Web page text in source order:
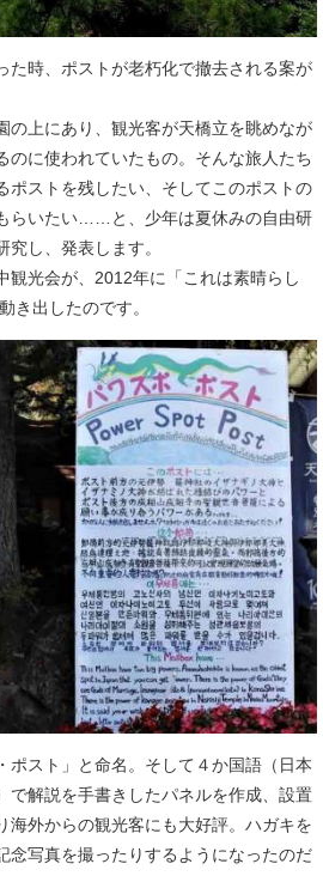
た時、ポストが老朽化で撤去される案が
の上にあり、観光客が天橋立を眺めなが
のに使われていたもの。そんな旅人たち
ポストを残したい、そしてこのポストの
らいたい……と、少年は夏休みの自由研
し、発表します。
観光会が、2012年に「これは素晴らし
き出したのです。
ポスト」と命名。そして４か国語（日本
で解説を手書きしたパネルを作成、設置
海外からの観光客にも大好評。ハガキを
念写真を撮ったりするようになったのだ